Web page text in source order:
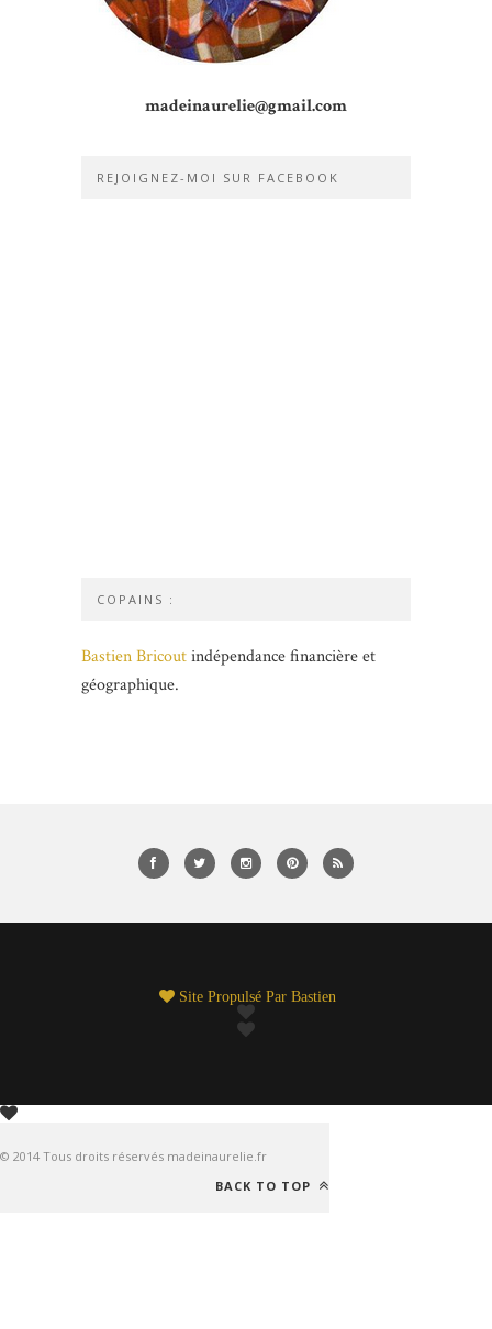
madeinaurelie@gmail.com
REJOIGNEZ-MOI SUR FACEBOOK
COPAINS :
Bastien Bricoutindépendance financière et
géographique.
Site Propulsé Par Bastien
© 2014 Tous droits réservés madeinaurelie.fr
BACK TO TOP